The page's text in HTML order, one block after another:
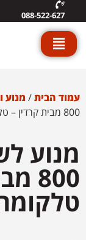
088-522-627
עמוד הבית/מנוע
800 מבית קרדין – טלקומה